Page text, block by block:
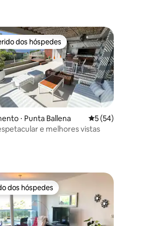
de 5, 409 avaliações
melhores preferidos dos hóspedes
dos hóspedes
⋅ Punta Ballena 5 de uma
5 (54)
e melhores vistas
dos hóspedes
dos hóspedes